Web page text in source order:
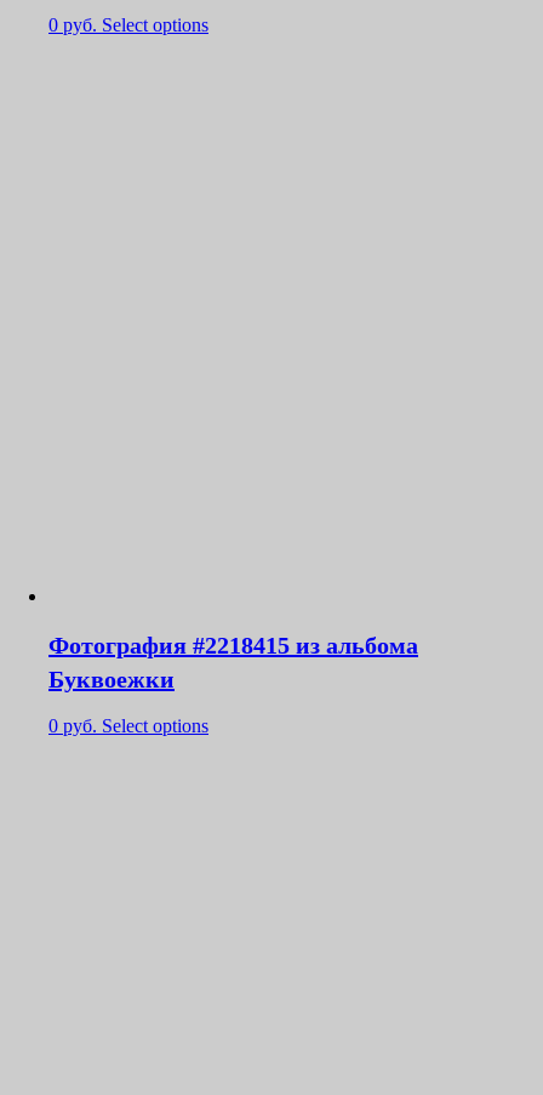
0 руб. Select options
Фотография #2218415 из альбома
Буквоежки
0 руб. Select options